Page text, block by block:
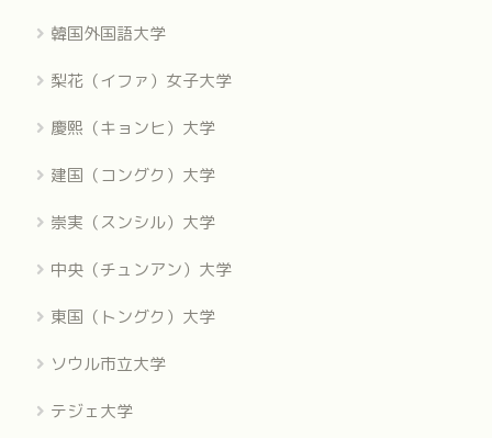
韓国外国語大学
梨花（イファ）女子大学
慶熙（キョンヒ）大学
建国（コングク）大学
崇実（スンシル）大学
中央（チュンアン）大学
東国（トングク）大学
ソウル市立大学
テジェ大学